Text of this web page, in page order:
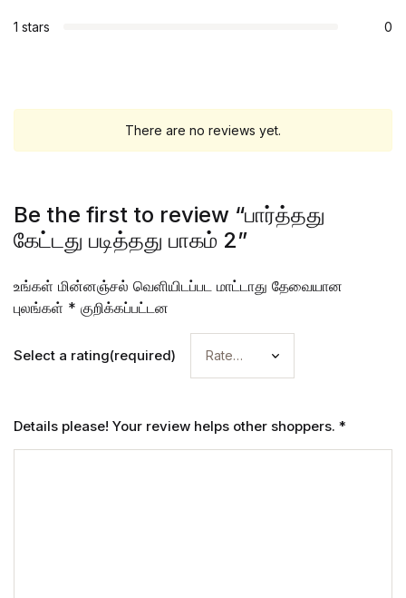
1 stars 0
There are no reviews yet.
Be the first to review “பார்த்தது
கேட்டது படித்தது பாகம் 2”
உங்கள் மின்னஞ்சல் வெளியிடப்பட மாட்டாது தேவையான
புலங்கள் * குறிக்கப்பட்டன
Select a rating(required)
Details please! Your review helps other shoppers. *